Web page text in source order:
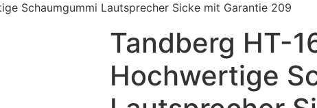
Schaumgummi Lautsprecher Sicke mit Garantie 209
Tandberg HT-
Hochwertige